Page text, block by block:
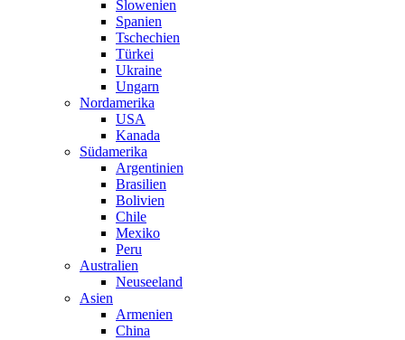
Slowenien
Spanien
Tschechien
Türkei
Ukraine
Ungarn
Nordamerika
USA
Kanada
Südamerika
Argentinien
Brasilien
Bolivien
Chile
Mexiko
Peru
Australien
Neuseeland
Asien
Armenien
China